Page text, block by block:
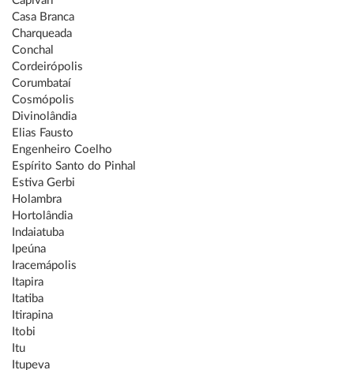
Casa Branca
Charqueada
Conchal
Cordeirópolis
Corumbataí
Cosmópolis
Divinolândia
Elias Fausto
Engenheiro Coelho
Espírito Santo do Pinhal
Estiva Gerbi
Holambra
Hortolândia
Indaiatuba
Ipeúna
Iracemápolis
Itapira
Itatiba
Itirapina
Itobi
Itu
Itupeva